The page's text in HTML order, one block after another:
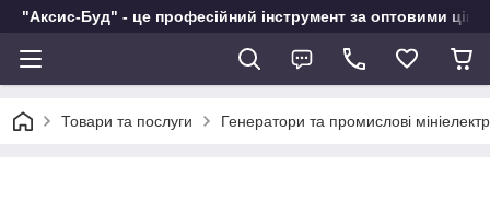
"Аксис-Буд" - це професійний інструмент за оптовими
Товари та послуги Генератори та промислові